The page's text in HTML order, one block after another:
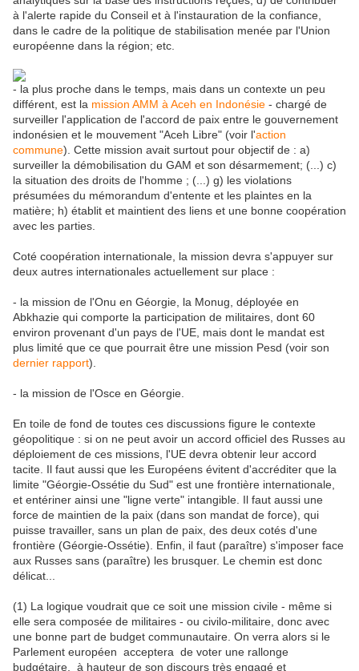
à l'alerte rapide du Conseil et à l'instauration de la confiance,
dans le cadre de la politique de stabilisation menée par l'Union
européenne dans la région; etc.
- la plus proche dans le temps, mais dans un contexte un peu
différent, est la mission AMM à Aceh en Indonésie - chargé de
surveiller l'application de l'accord de paix entre le gouvernement
indonésien et le mouvement "Aceh Libre" (voir l'action
commune). Cette mission avait surtout pour objectif de : a)
surveiller la démobilisation du GAM et son désarmement; (...) c)
la situation des droits de l'homme ; (...) g) les violations
présumées du mémorandum d'entente et les plaintes en la
matière; h) établit et maintient des liens et une bonne coopération
avec les parties.
Coté coopération internationale, la mission devra s'appuyer sur
deux autres internationales actuellement sur place :
- la mission de l'Onu en Géorgie, la Monug, déployée en
Abkhazie qui comporte la participation de militaires, dont 60
environ provenant d'un pays de l'UE, mais dont le mandat est
plus limité que ce que pourrait être une mission Pesd (voir son
dernier rapport).
- la mission de l'Osce en Géorgie.
En toile de fond de toutes ces discussions figure le contexte
géopolitique : si on ne peut avoir un accord officiel des Russes au
déploiement de ces missions, l'UE devra obtenir leur accord
tacite. Il faut aussi que les Européens évitent d'accréditer que la
limite "Géorgie-Ossétie du Sud" est une frontière internationale,
et entériner ainsi une "ligne verte" intangible. Il faut aussi une
force de maintien de la paix (dans son mandat de force), qui
puisse travailler, sans un plan de paix, des deux cotés d'une
frontière (Géorgie-Ossétie). Enfin, il faut (paraître) s'imposer face
aux Russes sans (paraître) les brusquer. Le chemin est donc
délicat...
(1) La logique voudrait que ce soit une mission civile - même si
elle sera composée de militaires - ou civilo-militaire, donc avec
une bonne part de budget communautaire. On verra alors si le
Parlement européen acceptera de voter une rallonge
budgétaire, à hauteur de son discours très engagé et